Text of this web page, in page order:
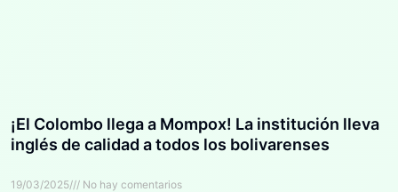
¡El Colombo llega a Mompox! La institución lleva
inglés de calidad a todos los bolivarenses
19/03/2025 No hay comentarios